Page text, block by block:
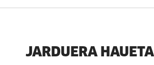
JARDUERA